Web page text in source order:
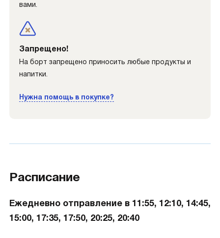
вами.
Запрещено!
На борт запрещено приносить любые продукты и
напитки.
Нужна помощь в покупке?
Расписание
Ежедневно отправление в 11:55, 12:10, 14:45,
15:00, 17:35, 17:50, 20:25, 20:40